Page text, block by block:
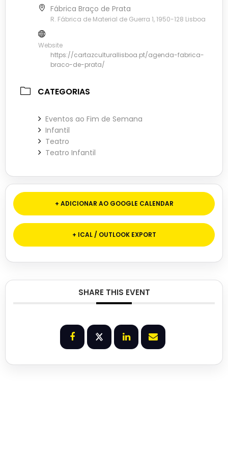
Fábrica Braço de Prata
R. Fábrica de Material de Guerra 1, 1950-128 Lisboa
Website
https://cartazculturallisboa.pt/agenda-fabrica-
braco-de-prata/
CATEGORIAS
Eventos ao Fim de Semana
Infantil
Teatro
Teatro Infantil
+ ADICIONAR AO GOOGLE CALENDAR
+ ICAL / OUTLOOK EXPORT
SHARE THIS EVENT